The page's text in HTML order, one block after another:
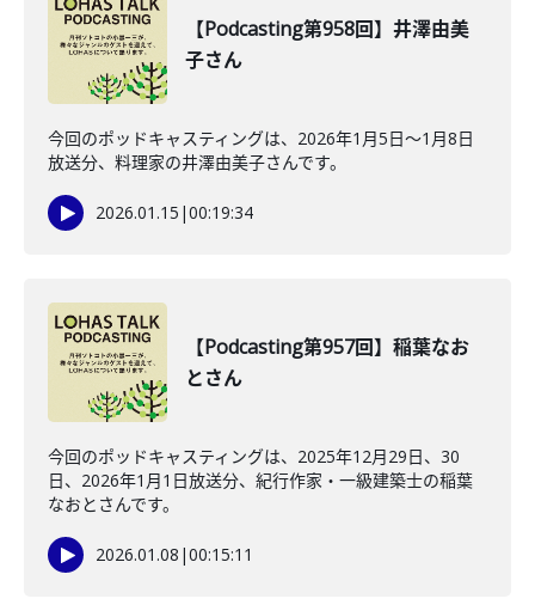
【Podcasting第958回】井澤由美
子さん
今回のポッドキャスティングは、2026年1月5日〜1月8日
放送分、料理家の井澤由美子さんです。
2026.01.15 |00:19:34
【Podcasting第957回】稲葉なお
とさん
今回のポッドキャスティングは、2025年12月29日、30
日、2026年1月1日放送分、紀行作家・一級建築士の稲葉
なおとさんです。
2026.01.08 |00:15:11